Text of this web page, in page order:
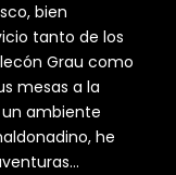
bien
tanto de los
Grau como
mesas a la
ambiente
he